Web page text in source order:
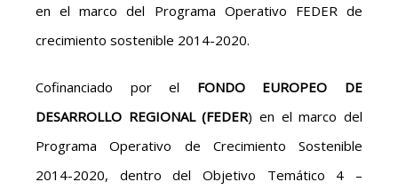
en el marco del Programa Operativo FEDER de
crecimiento sostenible 2014-2020.
Cofinanciado por el FONDO EUROPEO DE
DESARROLLO REGIONAL (FEDER) en el marco del
Programa Operativo de Crecimiento Sostenible
2014-2020, dentro del Objetivo Temático 4 –